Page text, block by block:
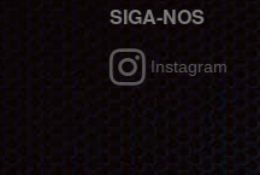
SIGA-NOS
Instagram